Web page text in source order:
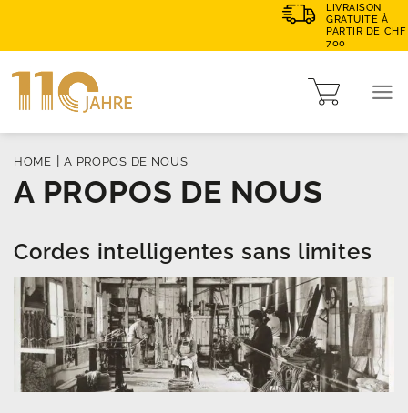
LIVRAISON
GRATUITE À
PARTIR DE CHF
700
HOME |A PROPOS DE NOUS
A PROPOS DE NOUS
Cordes intelligentes sans limites